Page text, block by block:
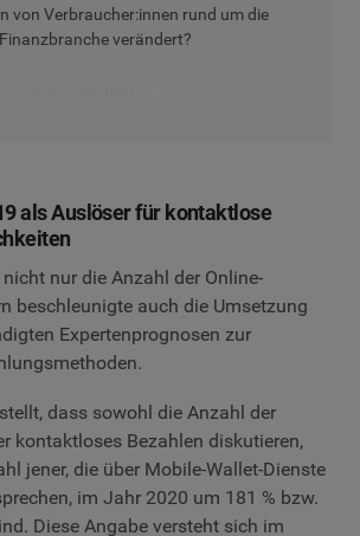
von Verbraucher:innen rund um die
Finanzbranche verändert?
als Auslöser für kontaktlose
nur die Anzahl der Online-
beschleunigte auch die Umsetzung
Expertenprognosen zur
dass sowohl die Anzahl der
kontaktloses Bezahlen diskutieren,
jener, die über Mobile-Wallet-Dienste
im Jahr 2020 um 181 % bzw.
Diese Angabe versteht sich im